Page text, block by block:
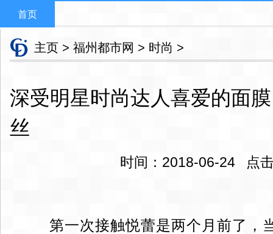
首页
主页 > 福州都市网 > 时尚 >
深受明星时尚达人喜爱的面
丝
时间：2018-06-24 点
第一次接触悦蕾是两个月前了，